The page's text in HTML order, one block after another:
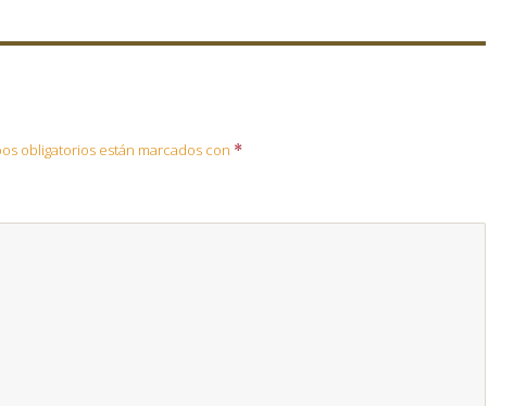
obligatorios están marcados con *